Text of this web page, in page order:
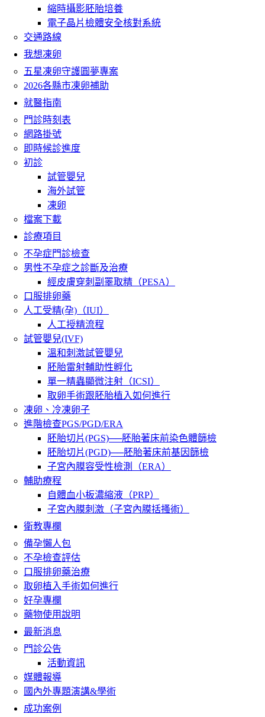
縮時攝影胚胎培養
電子晶片檢體安全核對系統
交通路線
我想凍卵
五星凍卵守護圓夢專案
2026各縣市凍卵補助
就醫指南
門診時刻表
網路掛號
即時候診進度
初診
試管嬰兒
海外試管
凍卵
檔案下載
診療項目
不孕症門診檢查
男性不孕症之診斷及治療
經皮膚穿刺副睪取精（PESA）
口服排卵藥
人工受精(孕)（IUI）
人工授精流程
試管嬰兒(IVF)
溫和刺激試管嬰兒
胚胎雷射輔助性孵化
單一精蟲顯微注射（ICSI）
取卵手術跟胚胎植入如何進行
凍卵、冷凍卵子
進階檢查PGS/PGD/ERA
胚胎切片(PGS)──胚胎著床前染色體篩檢
胚胎切片(PGD)──胚胎著床前基因篩檢
子宮內膜容受性檢測（ERA）
輔助療程
自體血小板濃縮液（PRP）
子宮內膜刺激（子宮內膜括搔術）
衛教專欄
備孕懶人包
不孕檢查評估
口服排卵藥治療
取卵植入手術如何進行
好孕專欄
藥物使用說明
最新消息
門診公告
活動資訊
媒體報導
國內外專題演講&學術
成功案例